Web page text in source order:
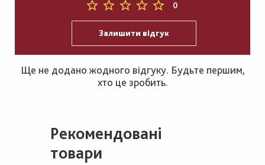
0
Залишити відгук
Ще не додано жодного відгуку. Будьте першим,
хто це зробить.
Рекомендовані
товари